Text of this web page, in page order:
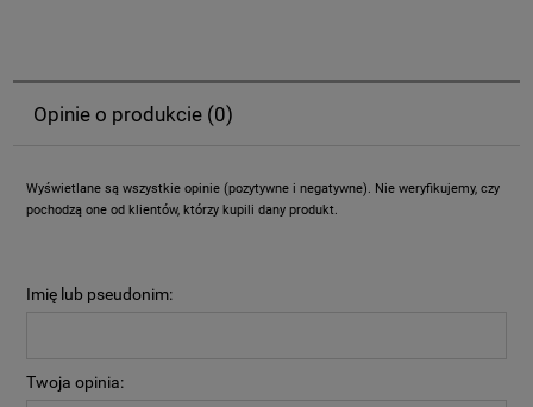
Opinie o produkcie (0)
Wyświetlane są wszystkie opinie (pozytywne i negatywne). Nie weryfikujemy, czy
pochodzą one od klientów, którzy kupili dany produkt.
Imię lub pseudonim:
Twoja opinia: